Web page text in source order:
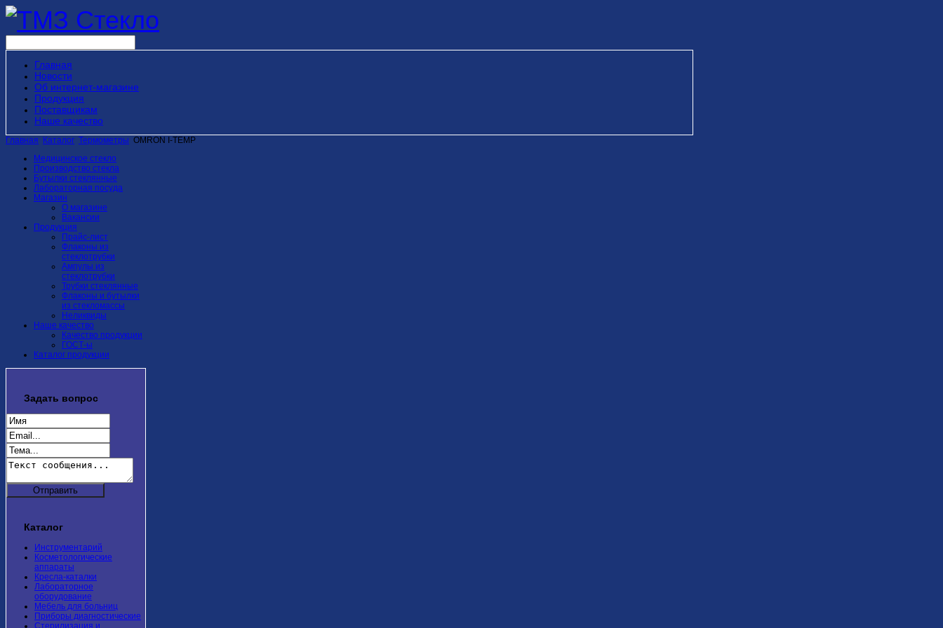
Главная
Новости
Об интернет-магазине
Продукция
Поставщикам
Наше качество
Главная Каталог Термометры OMRON I-TEMP
Медицинское стекло
Производство стекла
Бутылки стеклянные
Лабораторная посуда
Магазин
О магазине
Вакансии
Продукция
Прайс-лист
Флаконы из
стеклотрубки
Ампулы из
стеклотрубки
Трубки стеклянные
Флаконы и бутылки
из стекломассы
Неликвиды
Наше качество
Качество продукции
ГОСТ-ы
Каталог продукции
Задать вопрос
Каталог
Инструментарий
Косметологические
аппараты
Кресла-каталки
Лабораторное
оборудование
Мебель для больниц
Приборы диагностические
Стерилизация и